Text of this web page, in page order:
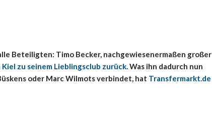
Beteiligten: Timo Becker, nachgewiesenermaßen großer
zu seinem Lieblingsclub zurück. Was ihn dadurch nun
oder Marc Wilmots verbindet, hat Transfermarkt.de